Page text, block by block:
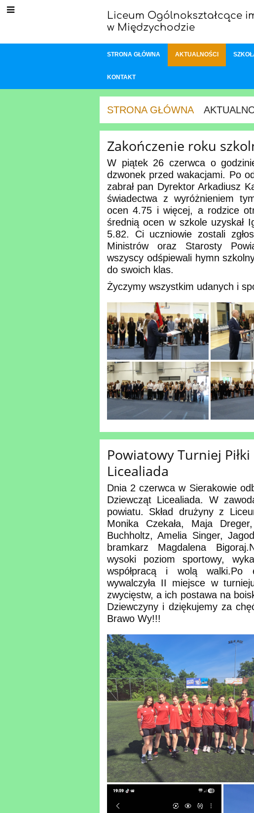
Liceum Ogólnokształcące
w Międzychodzie
STRONA GŁÓWNA AKTUALNOŚCI
KONTAKT
STRONA GŁÓWNA
Aktualności
Zakończenie roku
W piątek 26 czerwca o
dzwonek przed wakacjami. Po
zabrał pan Dyrektor Arkadiusz
świadectwa z wyróżnieniem
ocen 4.75 i więcej, a rodzice
średnią ocen w szkole uzyskał
5.82. Ci uczniowie zostali
Ministrów oraz Starosty
wszyscy odśpiewali hymn
do swoich klas.
Życzymy wszystkim udanych i
Powiatowy Turniej
Licealiada
Dnia 2 czerwca w Sierakowie
Dziewcząt Licealiada. W
powiatu. Skład drużyny z
Monika Czekała, Maja
Buchholtz, Amelia Singer,
bramkarz Magdalena Bigoraj.
wysoki poziom sportowy,
współpracą i wolą walki.Po
wywalczyła II miejsce w
zwycięstw, a ich postawa na
Dziewczyny i dziękujemy za
Brawo Wy!!!